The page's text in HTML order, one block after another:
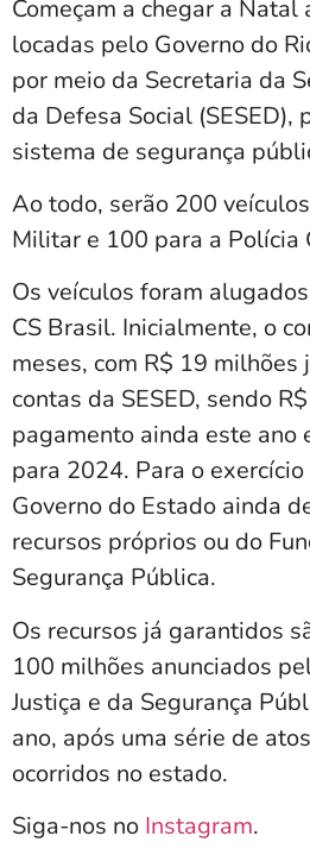
Começam a chegar a
locadas pelo Governo do
por meio da Secretaria da
da Defesa Social (SESED),
sistema de segurança
Ao todo, serão 200
Militar e 100 para a Polícia
Os veículos foram
CS Brasil. Inicialmente, o
meses, com R$ 19
contas da SESED, sendo
pagamento ainda este ano
para 2024. Para o
Governo do Estado ainda
recursos próprios ou do
Segurança Pública.
Os recursos já garantidos
100 milhões anunciados
Justiça e da Segurança
ano, após uma série de
ocorridos no estado.
Siga-nos no Instagram.